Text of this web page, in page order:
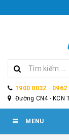
1900 0032 - 0962
Đường CN4 - KCN
MENU